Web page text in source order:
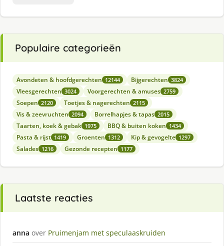
Populaire categorieën
Avondeten & hoofdgerechten 12144 Bijgerechten 3824
Vleesgerechten 3024 Voorgerechten & amuses 2759
Soepen 2120 Toetjes & nagerechten 2115
Vis & zeevruchten 2094 Borrelhapjes & tapas 2015
Taarten, koek & gebak 1975 BBQ & buiten koken 1434
Pasta & rijst 1419 Groenten 1312 Kip & gevogelte 1297
Salades 1216 Gezonde recepten 1177
Laatste reacties
anna over Pruimenjam met speculaaskruiden